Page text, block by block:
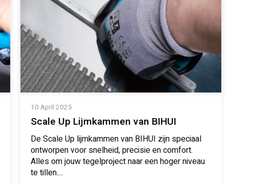
10 April 2025
Scale Up Lijmkammen van BIHUI
De Scale Up lijmkammen van BIHUI zijn speciaal
ontworpen voor snelheid, precisie en comfort.
Alles om jouw tegelproject naar een hoger niveau
te tillen....